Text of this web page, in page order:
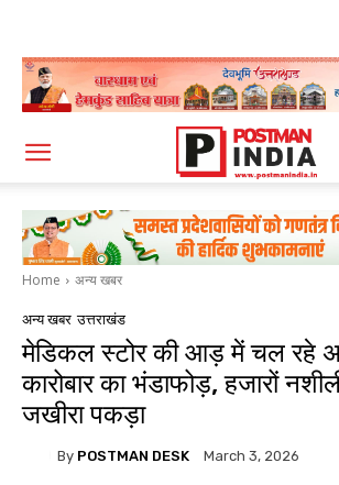
Home अन्य खबर
अन्य खबर उत्तराखंड
मेडिकल स्टोर की आड़ में चल रहे
कारोबार का भंडाफोड़, हजारों
जखीरा पकड़ा
By POSTMAN DESK March 3, 2026